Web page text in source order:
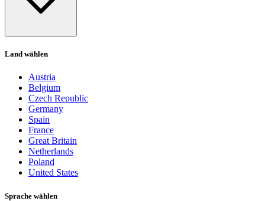
Land wählen
Austria
Belgium
Czech Republic
Germany
Spain
France
Great Britain
Netherlands
Poland
United States
Sprache wählen